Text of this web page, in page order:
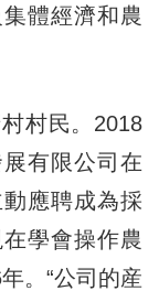
體經濟和農
村民。2018
有限公司在
應聘成為採
學會操作農
。“公司的産